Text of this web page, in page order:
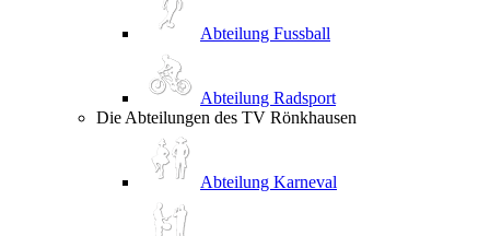
Abteilung Fussball
Abteilung Radsport
Die Abteilungen des TV Rönkhausen
Abteilung Karneval